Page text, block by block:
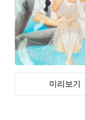
미리보기